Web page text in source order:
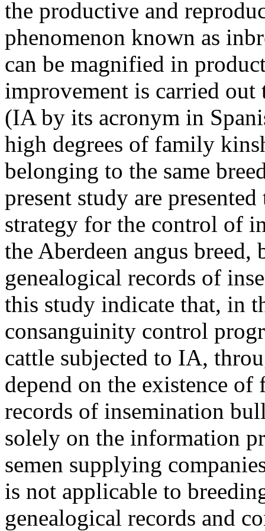
the productive and
phenomenon known as
can be magnified in
improvement is carried
(IA by its acronym in
high degrees of family
belonging to the same
present study are
strategy for the control of
the Aberdeen angus breed,
genealogical records of
this study indicate that, in
consanguinity control
cattle subjected to IA,
depend on the existence
records of insemination
solely on the information
semen supplying
is not applicable to
genealogical records and